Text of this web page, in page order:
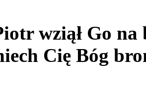
wziął Go
Cię Bóg